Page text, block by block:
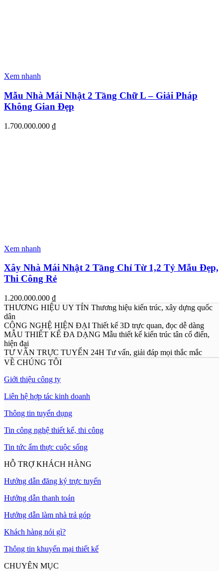
Xem nhanh
Mẫu Nhà Mái Nhật 2 Tầng Chữ L – Giải Pháp
Không Gian Đẹp
1.700.000.000 ₫
Xem nhanh
Xây Nhà Mái Nhật 2 Tầng Chỉ Từ 1,2 Tỷ Mẫu Đẹp,
Thi Công Rẻ
1.200.000.000 ₫
THƯƠNG HIỆU UY TÍN Thương hiệu kiến trúc, xây dựng quốc
dân
CÔNG NGHỆ HIỆN ĐẠI Thiết kế 3D trực quan, đọc dễ dàng
MẪU THIẾT KẾ ĐA DẠNG Mẫu thiết kế kiến trúc tân cổ điển,
hiện đại
TƯ VẤN TRỰC TUYẾN 24H Tư vấn, giải đáp mọi thắc mắc
VỀ CHÚNG TÔI
Giới thiệu công ty
Liên hệ hợp tác kinh doanh
Thông tin tuyển dụng
Tin công nghệ thiết kế, thi công
Tin tức ẩm thực cuộc sống
HỖ TRỢ KHÁCH HÀNG
Hướng dẫn đăng ký trực tuyến
Hướng dẫn thanh toán
Hướng dẫn làm nhà trả góp
Khách hàng nói gì?
Thông tin khuyến mại thiết kế
CHUYÊN MỤC